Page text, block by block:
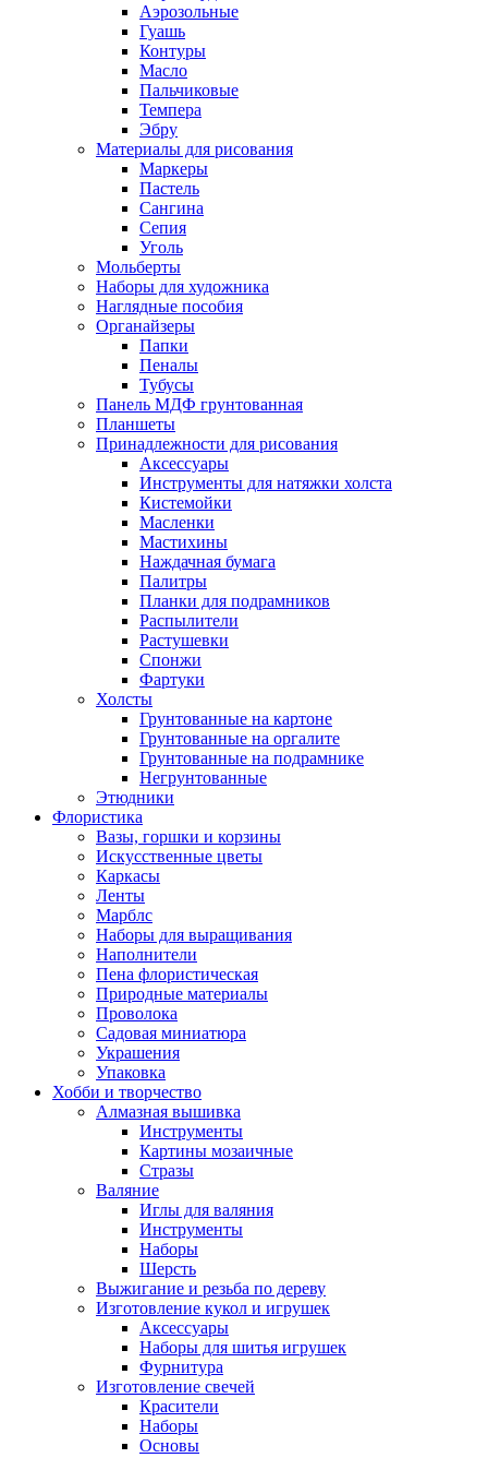
Аэрозольные
Гуашь
Контуры
Масло
Пальчиковые
Темпера
Эбру
Материалы для рисования
Маркеры
Пастель
Сангина
Сепия
Уголь
Мольберты
Наборы для художника
Наглядные пособия
Органайзеры
Папки
Пеналы
Тубусы
Панель МДФ грунтованная
Планшеты
Принадлежности для рисования
Аксессуары
Инструменты для натяжки холста
Кистемойки
Масленки
Мастихины
Наждачная бумага
Палитры
Планки для подрамников
Распылители
Растушевки
Спонжи
Фартуки
Холсты
Грунтованные на картоне
Грунтованные на оргалите
Грунтованные на подрамнике
Негрунтованные
Этюдники
Флористика
Вазы, горшки и корзины
Искусственные цветы
Каркасы
Ленты
Марблс
Наборы для выращивания
Наполнители
Пена флористическая
Природные материалы
Проволока
Садовая миниатюра
Украшения
Упаковка
Хобби и творчество
Алмазная вышивка
Инструменты
Картины мозаичные
Стразы
Валяние
Иглы для валяния
Инструменты
Наборы
Шерсть
Выжигание и резьба по дереву
Изготовление кукол и игрушек
Аксессуары
Наборы для шитья игрушек
Фурнитура
Изготовление свечей
Красители
Наборы
Основы